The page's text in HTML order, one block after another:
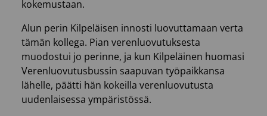
kokemustaan.
Alun perin Kilpeläisen innosti luovuttamaan verta
tämän kollega. Pian verenluovutuksesta
muodostui jo perinne, ja kun Kilpeläinen huomasi
Verenluovutusbussin saapuvan työpaikkansa
lähelle, päätti hän kokeilla verenluovutusta
uudenlaisessa ympäristössä.